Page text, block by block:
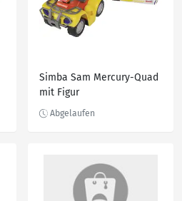
Simba Sam Mercury-Quad
mit Figur